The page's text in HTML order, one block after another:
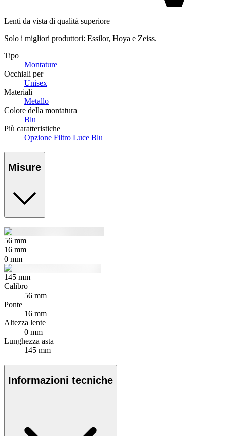
Lenti da vista di qualità superiore
Solo i migliori produttori: Essilor, Hoya e Zeiss.
Tipo
Montature
Occhiali per
Unisex
Materiali
Metallo
Colore della montatura
Blu
Più caratteristiche
Opzione Filtro Luce Blu
Misure
56 mm
16 mm
0 mm
145 mm
Calibro
56 mm
Ponte
16 mm
Altezza lente
0 mm
Lunghezza asta
145 mm
Informazioni tecniche